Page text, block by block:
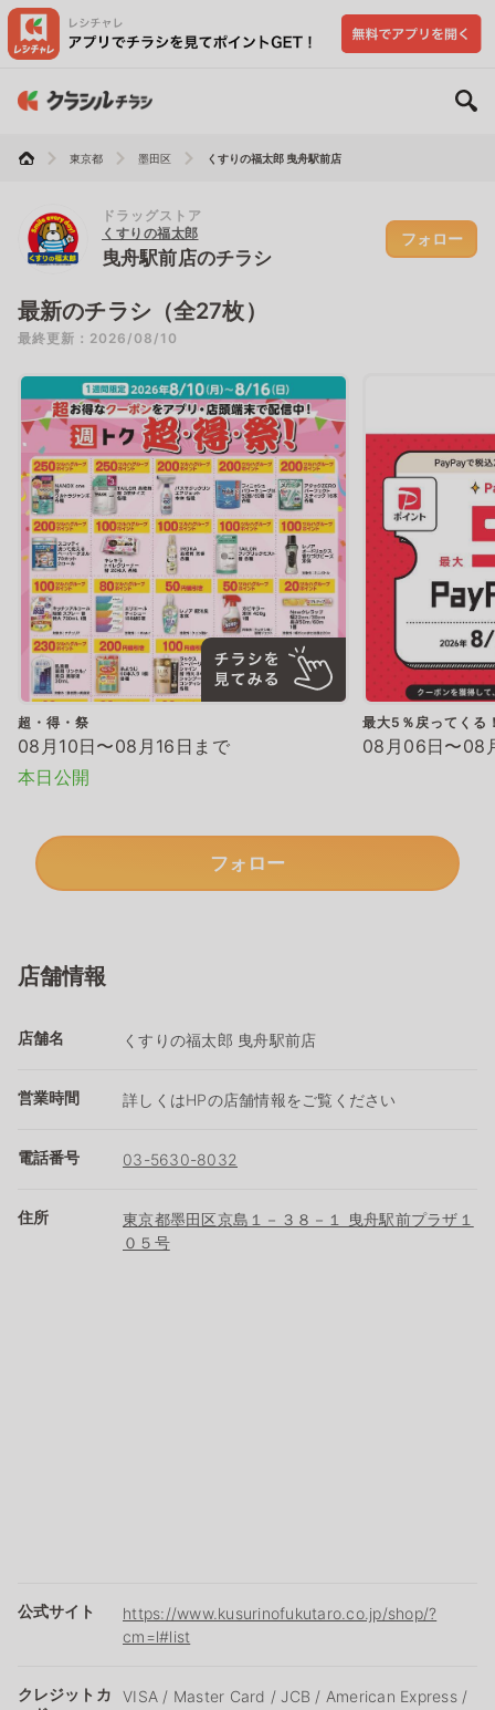
東京都 墨田区 くすりの福太郎 曳舟駅前店
ドラッグストア
くすりの福太郎
曳舟駅前店のチラシ
フォロー
最新のチラシ（全27枚）
最終更新：2026/08/10
超・得・祭
08月10日〜08月16日まで
本日公開
最大5％戻ってくる
08月06日〜08
フォロー
店舗情報
店舗名 くすりの福太郎 曳舟駅前店
営業時間 詳しくはHPの店舗情報をご覧ください
電話番号 03-5630-8032
住所
東京都墨田区京島１－３８－１ 曳舟駅前プラザ１
０５号
公式サイト
https://www.kusurinofukutaro.co.jp/shop/?
cm=l#list
クレジットカ
VISA / Master Card / JCB / American Express /